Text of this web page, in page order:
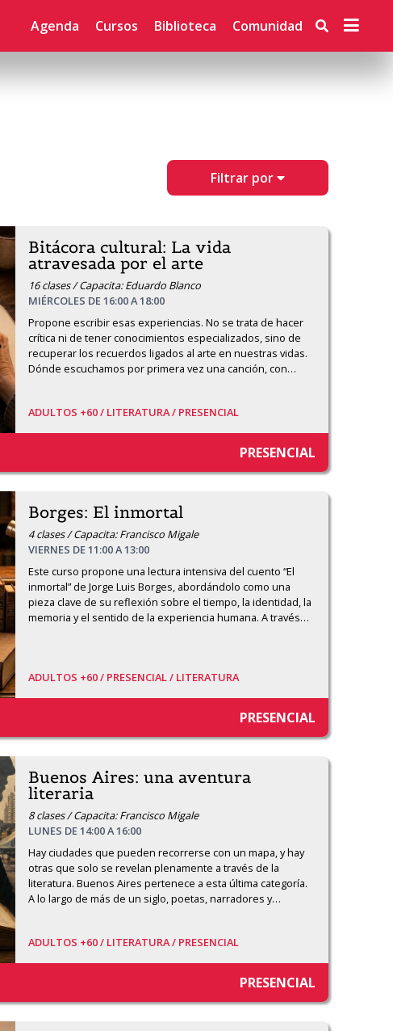
Agenda Cursos Biblioteca Comunidad
Filtrar por
Bitácora cultural: La vida
atravesada por el arte
16 clases / Capacita: Eduardo Blanco
MIÉRCOLES DE 16:00 A 18:00
Propone escribir esas experiencias. No se trata de hacer
crítica ni de tener conocimientos especializados, sino de
recuperar los recuerdos ligados al arte en nuestras vidas.
Dónde escuchamos por primera vez una canción, con…
ADULTOS +60 / LITERATURA / PRESENCIAL
PRESENCIAL
Borges: El inmortal
4 clases / Capacita: Francisco Migale
VIERNES DE 11:00 A 13:00
Este curso propone una lectura intensiva del cuento “El
inmortal” de Jorge Luis Borges, abordándolo como una
pieza clave de su reflexión sobre el tiempo, la identidad, la
memoria y el sentido de la experiencia humana. A través…
ADULTOS +60 / PRESENCIAL / LITERATURA
PRESENCIAL
Buenos Aires: una aventura
literaria
8 clases / Capacita: Francisco Migale
LUNES DE 14:00 A 16:00
Hay ciudades que pueden recorrerse con un mapa, y hay
otras que solo se revelan plenamente a través de la
literatura. Buenos Aires pertenece a esta última categoría.
A lo largo de más de un siglo, poetas, narradores y…
ADULTOS +60 / LITERATURA / PRESENCIAL
PRESENCIAL